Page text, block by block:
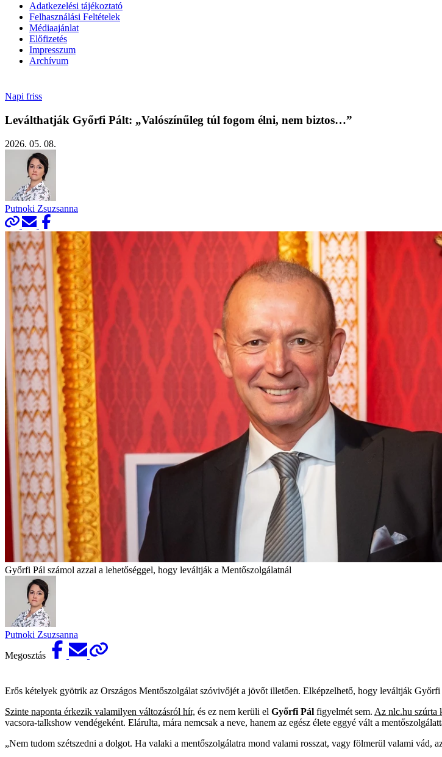
Adatkezelési tájékoztató
Felhasználási Feltételek
Médiaajánlat
Előfizetés
Impresszum
Archívum
Napi friss
Leválthatják Győrfi Pált: „Valószínűleg túl fogom élni, nem biztos…”
2026. 05. 08.
Putnoki Zsuzsanna
Győrfi Pál számol azzal a lehetőséggel, hogy leváltják a Mentőszolgálatnál
Putnoki Zsuzsanna
Megosztás
Erős kételyek gyötrik az Országos Mentőszolgálat szóvivőjét a jövőt illetően. Elképzelhető, hogy leváltják Győrfi
Szinte naponta érkezik valamilyen változásról hír, és ez nem kerüli el Győrfi Pál figyelmét sem. Az nlc.hu szúrta
vacsora-talkshow vendégeként. Elárulta, mára nemcsak a neve, hanem az egész élete eggyé vált a
„Nem tudom szétszedni a dolgot. Ha valaki a mentőszolgálatra mond valami rosszat, vagy fölmerül valami vád,